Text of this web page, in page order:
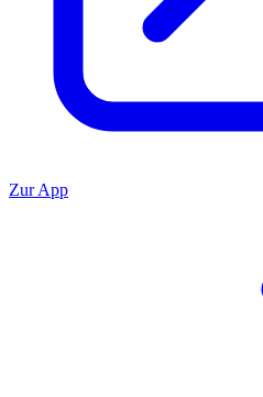
Zur App